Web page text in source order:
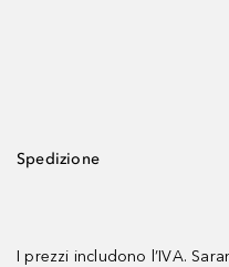
Spedizione
I prezzi includono l’IVA.